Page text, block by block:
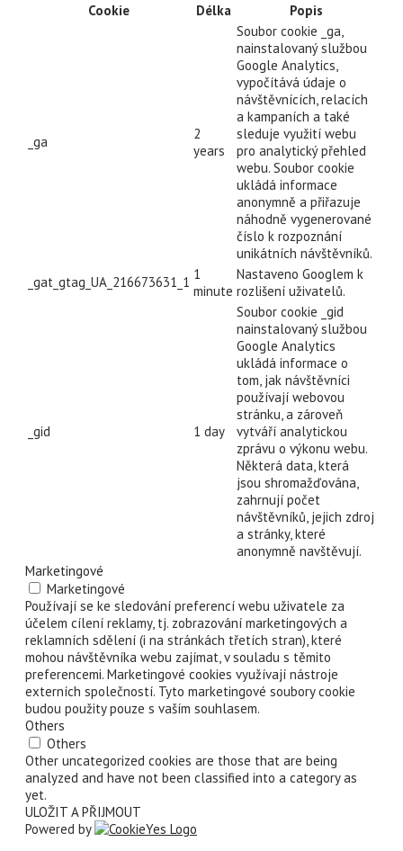
Cookie
Délka Popis
_ga
2
years
Soubor cookie _ga,
nainstalovaný službou
Google Analytics,
vypočítává údaje o
návštěvnících, relacích
a kampaních a také
sleduje využití webu
pro analytický přehled
webu. Soubor cookie
ukládá informace
anonymně a přiřazuje
náhodně vygenerované
číslo k rozpoznání
unikátních návštěvníků.
_gat_gtag_UA_216673631_1 1
minute
Nastaveno Googlem k
rozlišení uživatelů.
_gid 1 day
Soubor cookie _gid
nainstalovaný službou
Google Analytics
ukládá informace o
tom, jak návštěvníci
používají webovou
stránku, a zároveň
vytváří analytickou
zprávu o výkonu webu.
Některá data, která
jsou shromažďována,
zahrnují počet
návštěvníků, jejich zdroj
a stránky, které
anonymně navštěvují.
Marketingové
Marketingové
Používají se ke sledování preferencí webu uživatele za
účelem cílení reklamy, tj. zobrazování marketingových a
reklamních sdělení (i na stránkách třetích stran), které
mohou návštěvníka webu zajímat, v souladu s těmito
preferencemi. Marketingové cookies využívají nástroje
externích společností. Tyto marketingové soubory cookie
budou použity pouze s vaším souhlasem.
Others
Others
Other uncategorized cookies are those that are being
analyzed and have not been classified into a category as
yet.
ULOŽIT A PŘIJMOUT
Powered by